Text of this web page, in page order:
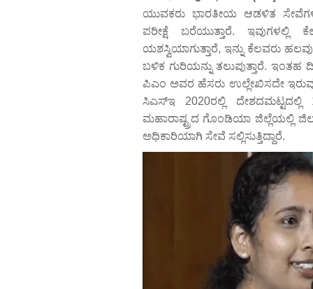
ಯುವಕರು ಭಾರತೀಯ ಆಡಳಿತ
ಪರೀಕ್ಷೆ ಬರೆಯುತ್ತಾರೆ. ಇವುಗಳಲ್ಲಿ
ಯಶಸ್ವಿಯಾಗುತ್ತಾರೆ, ಇನ್ನು ಕೆಲವರು
ಬಳಿಕ ಗುರಿಯನ್ನು ತಲುಪುತ್ತಾರೆ. ಇಂತಹ
ಪಿಎಂ ಅವರ ಹೆಸರು ಉಲ್ಲೇಖಿಸದೇ
ಸಿಎಸ್‌ಇ 2020ರಲ್ಲಿ ದೇಶದಮಟ್ಟದಲ್ಲಿ
ಮಹಾರಾಷ್ಟ್ರದ ಗೊಂಡಿಯಾ ಜಿಲ್ಲೆಯಲ್ಲಿ
ಅಧಿಕಾರಿಯಾಗಿ ಸೇವೆ ಸಲ್ಲಿಸುತ್ತಿದ್ದಾರೆ.